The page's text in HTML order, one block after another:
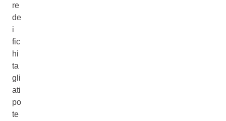
re
de
i
fic
hi
ta
gli
ati
po
te